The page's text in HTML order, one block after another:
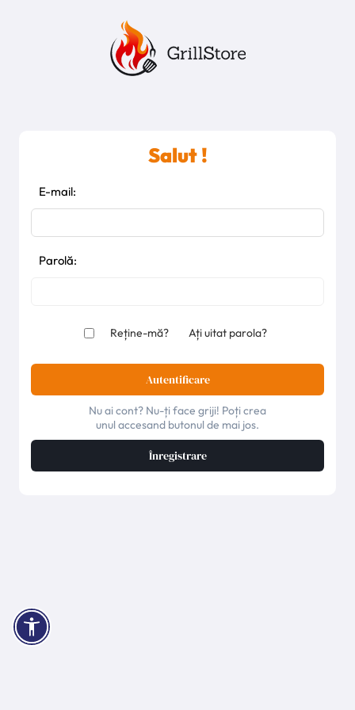
Salut !
E-mail:
Parolă:
Reține-mă? Ați uitat parola?
Autentificare
Nu ai cont? Nu-ți face griji! Poți crea
unul accesand butonul de mai jos.
Înregistrare